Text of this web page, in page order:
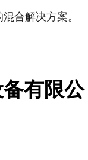
合解决方案。
有限公